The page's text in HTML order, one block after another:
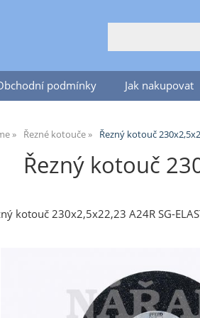
podmínky Jak nakupovat
Řezné kotouče Řezný kotouč
Řezný kotouč
kotouč 230x2,5x22,23 A24R SG-